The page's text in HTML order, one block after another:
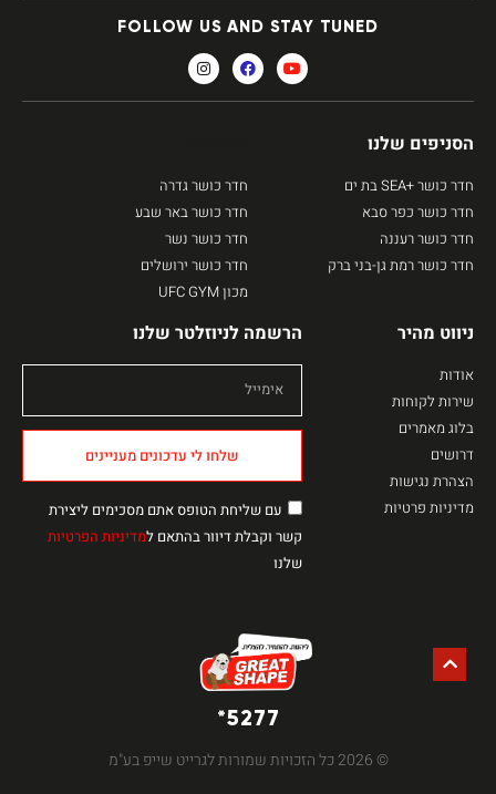
FOLLOW US AND STAY TUNED
הסניפים שלנו
חדר כושר +SEA בת ים
חדר כושר כפר סבא
חדר כושר רעננה
חדר כושר רמת גן-בני ברק
חדר כושר גדרה
חדר כושר באר שבע
חדר כושר נשר
חדר כושר ירושלים
מכון UFC GYM
ניווט מהיר
אודות
שירות לקוחות
בלוג מאמרים
דרושים
הצהרת נגישות
מדיניות פרטיות
הרשמה לניוזלטר שלנו
עם שליחת הטופס אתם מסכימים ליצירת
קשר וקבלת דיוור בהתאם למדיניות הפרטיות
שלנו
שלחו לי עדכונים מעניינים
5277*
© 2026 כל הזכויות שמורות לגרייט שייפ בע"מ